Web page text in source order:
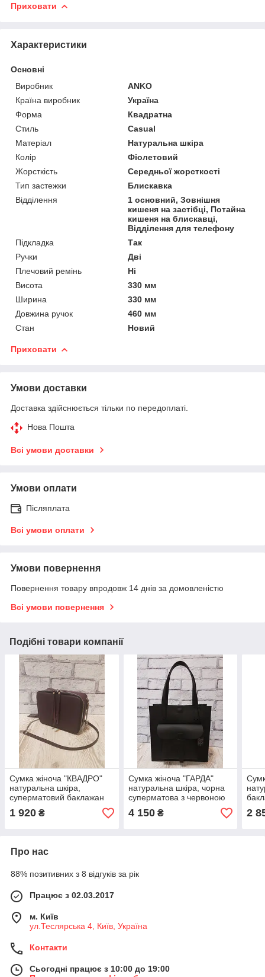
Приховати
Характеристики
Основні
Виробник
ANKO
Країна виробник
Україна
Форма
Квадратна
Стиль
Casual
Матеріал
Натуральна шкіра
Колір
Фіолетовий
Жорсткість
Середньої жорсткості
Тип застежки
Блискавка
Відділення
1 основний, Зовнішня
кишеня на застібці, Потайна
кишеня на блискавці,
Відділення для телефону
Підкладка
Так
Ручки
Дві
Плечовий ремінь
Ні
Висота
330 мм
Ширина
330 мм
Довжина ручок
460 мм
Стан
Новий
Приховати
Умови доставки
Доставка здійснюється тільки по передоплаті.
Нова Пошта
Всі умови доставки
Умови оплати
Післяплата
Всі умови оплати
Умови повернення
Повернення товару впродовж 14 днів за домовленістю
Всі умови повернення
Подібні товари компанії
Сумка жіноча "КВАДРО"
натуральна шкіра,
суперматовий баклажан
гладкий
1 920 ₴
Сумка жіноча "ГАРДА"
натуральна шкіра, чорна
суперматова з червоною
підкладкою
4 150₴ 2
Про нас
88% позитивних з 8 відгуків за рік
Працює з 02.03.2017
м. Київ
ул.Теслярська 4, Київ, Україна
Контакти
Сьогодні працює з 10:00 до 19:00